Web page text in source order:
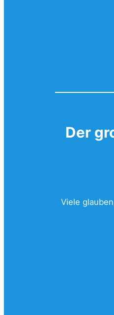
Der
Viele